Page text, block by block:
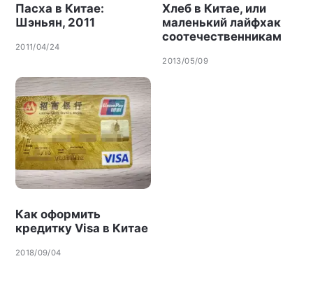
Пасха в Китае:
Шэньян, 2011
2011/04/24
Хлеб в Китае, или
маленький лайфхак
соотечественникам
2013/05/09
Как оформить
кредитку Visa в Китае
2018/09/04